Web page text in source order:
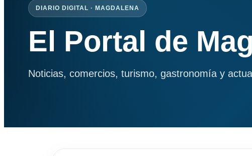
DIARIO DIGITAL · MAGDALENA
El Portal de
Noticias, comercios, turismo, gastronomía y